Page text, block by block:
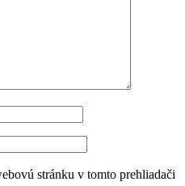
stránku v tomto prehliadači